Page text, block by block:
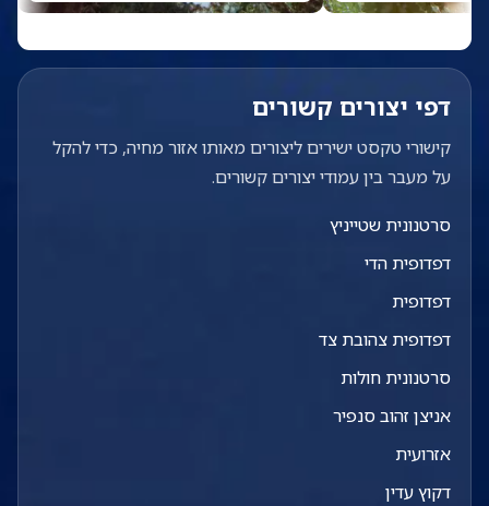
דפי יצורים קשורים
קישורי טקסט ישירים ליצורים מאותו אזור מחיה, כדי להקל
על מעבר בין עמודי יצורים קשורים.
סרטנונית שטייניץ
דפדופית הדי
דפדופית
דפדופית צהובת צד
סרטנונית חולות
אניצן זהוב סנפיר
אזרועית
דקוץ עדין